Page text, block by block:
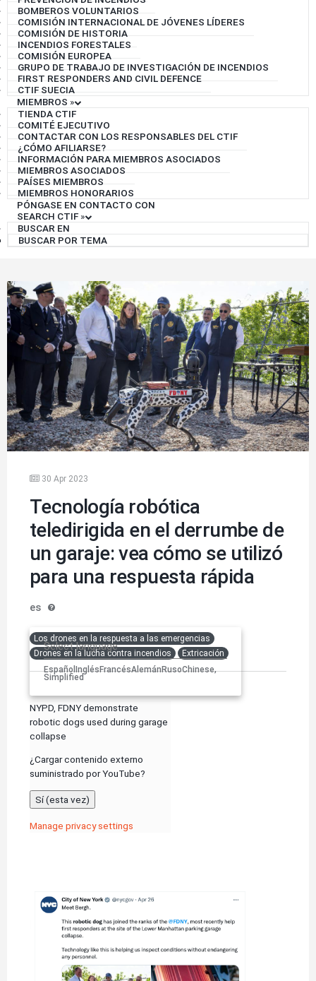
BOMBEROS VOLUNTARIOS
COMISIÓN INTERNACIONAL DE JÓVENES LÍDERES
COMISIÓN DE HISTORIA
INCENDIOS FORESTALES
COMISIÓN EUROPEA
GRUPO DE TRABAJO DE INVESTIGACIÓN DE INCENDIOS
FIRST RESPONDERS AND CIVIL DEFENCE
CTIF SUECIA
MIEMBROS »
TIENDA CTIF
COMITÉ EJECUTIVO
CONTACTAR CON LOS RESPONSABLES DEL CTIF
¿CÓMO AFILIARSE?
INFORMACIÓN PARA MIEMBROS ASOCIADOS
MIEMBROS ASOCIADOS
PAÍSES MIEMBROS
MIEMBROS HONORARIOS
PÓNGASE EN CONTACTO CON
SEARCH CTIF»
BUSCAR EN
BUSCAR POR TEMA
30 Apr 2023
Tecnología robótica
teledirigida en el derrumbe de
un garaje: vea cómo se utilizó
para una respuesta rápida
es
Select language
EspañolInglésFrancésAlemánRusoChinese,
Simplified
Los drones en la respuesta a las emergencias
Drones en la lucha contra incendios
Extricación
NYPD, FDNY demonstrate
robotic dogs used during garage
collapse
¿Cargar contenido externo
suministrado porYouTube?
Sí (esta vez)
Manage privacy settings